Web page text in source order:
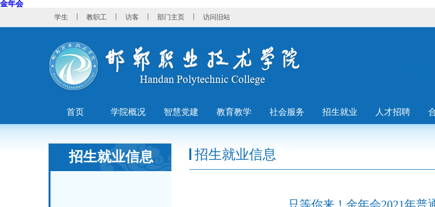
金年会
学生 教职工 访客 部门主页 访问旧站
首页 学院概况 智慧党建 教育教学 社会服务 招生就业 人才招聘
招生就业信息 招生就业信息